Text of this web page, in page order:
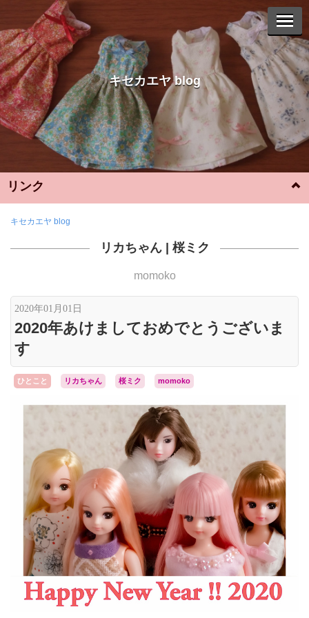
キセカエヤ blog
リンク
Instagram
YouTube
さいとうサポート
キセカエヤ blog
リカちゃん| 桜ミク
momoko
2020年01月01日
2020年あけましておめでとうございま
す
ひとこと リカちゃん 桜ミク momoko